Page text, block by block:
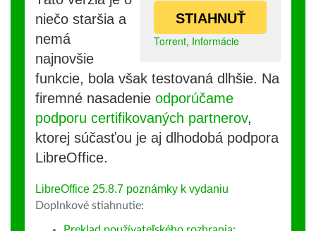
STIAHNUŤ
Torrent, Informácie
niečo staršia a
nemá
najnovšie
funkcie, bola však testovaná dlhšie. Na
firemné nasadenie odporúčame
podporu certifikovaných partnerov,
ktorej súčasťou je aj dlhodobá podpora
LibreOffice.
LibreOffice 25.8.7 poznámky k vydaniu
Doplnkové stiahnutie: